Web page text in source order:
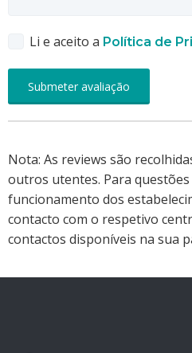
Li e aceito a Política de
Nota: As reviews são
outros utentes. Para
funcionamento dos
contacto com o respetivo
contactos disponíveis na sua